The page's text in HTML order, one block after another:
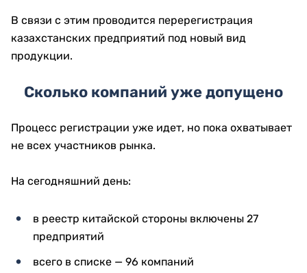
В связи с этим проводится перерегистрация
казахстанских предприятий под новый вид
продукции.
Сколько компаний уже допущено
Процесс регистрации уже идет, но пока охватывает
не всех участников рынка.
На сегодняшний день:
в реестр китайской стороны включены 27
предприятий
всего в списке — 96 компаний